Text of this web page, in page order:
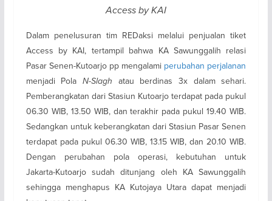
Access by KAI
Dalam penelusuran tim REDaksi melalui penjualan tiket
Access by KAI, tertampil bahwa KA Sawunggalih relasi
Pasar Senen-Kutoarjo pp mengalami perubahan perjalanan
menjadi PolaN-Slagh atau berdinas 3x dalam sehari.
Pemberangkatan dari Stasiun Kutoarjo terdapat pada pukul
06.30 WIB, 13.50 WIB, dan terakhir pada pukul 19.40 WIB.
Sedangkan untuk keberangkatan dari Stasiun Pasar Senen
terdapat pada pukul 06.30 WIB, 13.15 WIB, dan 20.10 WIB.
Dengan perubahan pola operasi, kebutuhan untuk
Jakarta-Kutoarjo sudah ditunjang oleh KA Sawunggalih
sehingga menghapus KA Kutojaya Utara dapat menjadi